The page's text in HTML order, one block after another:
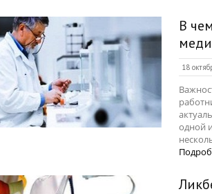
В
18
одной